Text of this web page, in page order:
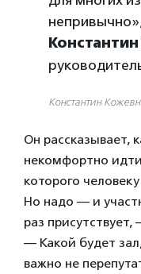
Константин
Он рассказывает,
некомфортно
которого
Но надо — и
раз
— Какой будет
важно не